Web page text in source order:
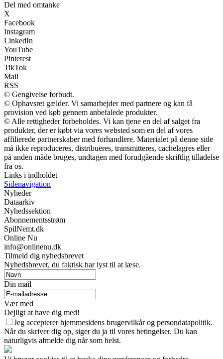
Del med omtanke
X
Facebook
Instagram
LinkedIn
YouTube
Pinterest
TikTok
Mail
RSS
© Gengivelse forbudt.
© Ophavsret gælder. Vi samarbejder med partnere og kan få
provision ved køb gennem anbefalede produkter.
© Alle rettigheder forbeholdes. Vi kan tjene en del af salget fra
produkter, der er købt via vores websted som en del af vores
affilierede partnerskaber med forhandlere. Materialet på denne side
må ikke reproduceres, distribueres, transmitteres, cachelagres eller
på anden måde bruges, undtagen med forudgående skriftlig tilladelse
fra os.
Links i indholdet
Sidenavigation
Nyheder
Dataarkiv
Nyhedssektion
Abonnementsstrøm
SpilNemt.dk
Online Nu
info@onlinenu.dk
Tilmeld dig nyhedsbrevet
Nyhedsbrevet, du faktisk har lyst til at læse.
Din mail
Vær med
Dejligt at have dig med!
Jeg accepterer hjemmesidens brugervilkår og persondatapolitik.
Når du skriver dig op, siger du ja til vores betingelser. Du kan
naturligvis afmelde dig når som helst.